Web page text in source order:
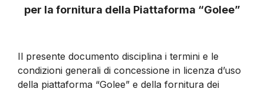
per la fornitura della Piattaforma “Golee”
Il presente documento disciplina i termini e le
condizioni generali di concessione in licenza d’uso
della piattaforma “Golee” e della fornitura dei